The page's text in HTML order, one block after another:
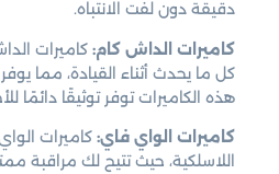
دقيقة دون لفت الانتباه.
كاميرات الداش كام: كاميرات
كل ما يحدث أثناء القيادة، مما
هذه الكاميرات توفر توثيقًا دائمًا
كاميرات الواي فاي: كاميرات
اللاسلكية، حيث تتيح لك مراقبة